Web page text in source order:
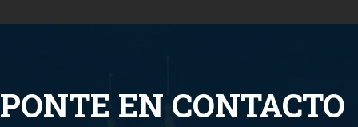
PONTE EN CONTACTO